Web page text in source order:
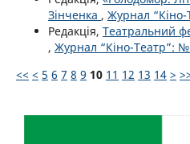
Зінченка , Журнал
Редакція, Театральний
, Журнал “Кіно-Театр”:
<< < 5 6 7 8 9 10 11 12 13 14 >